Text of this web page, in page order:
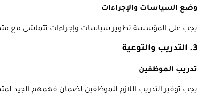
وضع السياسات والإجراءات
يجب على المؤسسة تطوير سياسات وإجراءات تتماشى مع متطلبات معيار الأيزو
3. التدريب والتوعية
تدريب الموظفين
يجب توفير التدريب اللازم للموظفين لضمان فهمهم الجيد